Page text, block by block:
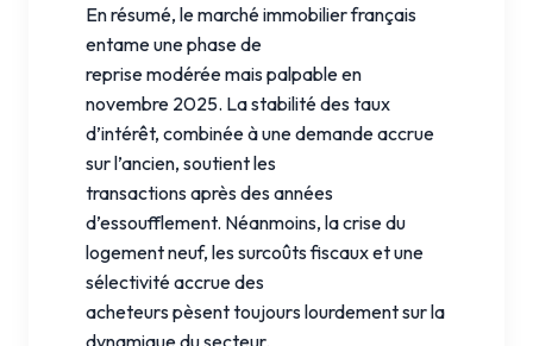
En résumé, le marché immobilier français
entame une phase de
reprise modérée mais palpable en
novembre 2025. La stabilité des taux
d’intérêt, combinée à une demande accrue
sur l’ancien, soutient les
transactions après des années
d’essoufflement. Néanmoins, la crise du
logement neuf, les surcoûts fiscaux et une
sélectivité accrue des
acheteurs pèsent toujours lourdement sur la
dynamique du secteur.